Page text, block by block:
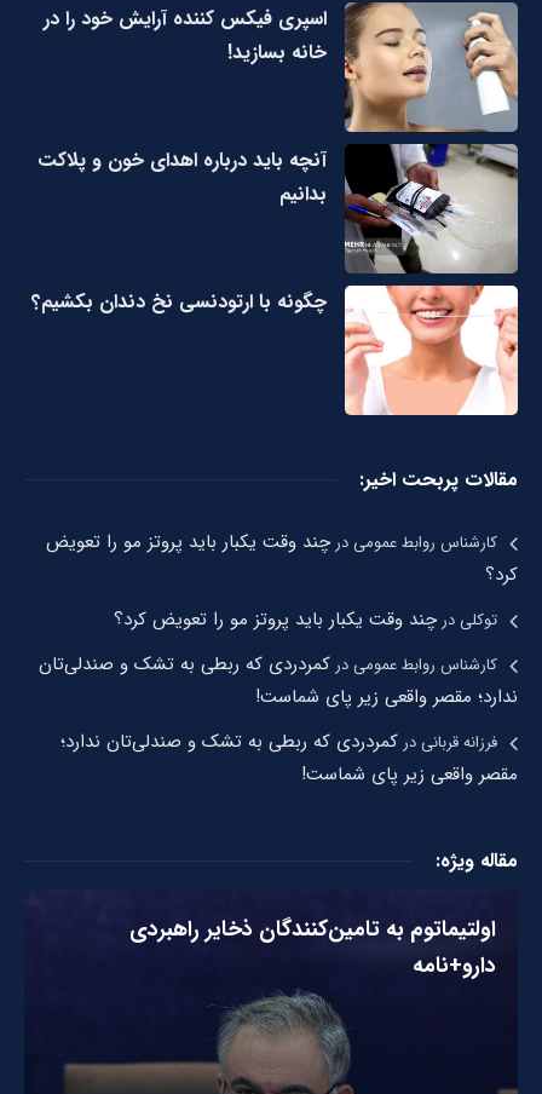
اسپری فیکس کننده آرایش خود را در
خانه بسازید!
آنچه باید درباره اهدای خون و پلاکت
بدانیم
چگونه با ارتودنسی نخ دندان بکشیم؟
مقالات پربحت اخیر:
کارشناس روابط عمومیدرچند وقت یکبار باید پروتز مو را تعویض
کرد؟
توکلیدرچند وقت یکبار باید پروتز مو را تعویض کرد؟
کارشناس روابط عمومیدر کمردردی که ربطی به تشک و صندلی‌تان
ندارد؛ مقصر واقعی زیر پای شماست!
فرزانه قربانیدر کمردردی که ربطی به تشک و صندلی‌تان ندارد؛
مقصر واقعی زیر پای شماست!
مقاله ویژه:
اولتیماتوم به تامین‌کنندگان ذخایر راهبردی
دارو+نامه